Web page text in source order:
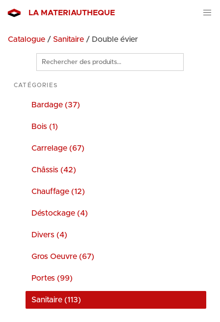
LA MATERIAUTHEQUE
Catalogue / Sanitaire / Double évier
Rechercher
des
produits
CATÉGORIES
Bardage (37)
Bois (1)
Carrelage (67)
Châssis (42)
Chauffage (12)
Déstockage (4)
Divers (4)
Gros Oeuvre (67)
Portes (99)
Sanitaire (113)